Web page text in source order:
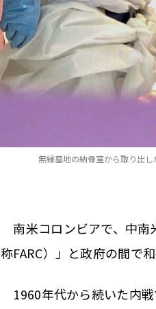
無縁墓地の納骨室から取り出
南米コロンビアで、中南
称FARC）」と政府の間で
1960年代から続いた内